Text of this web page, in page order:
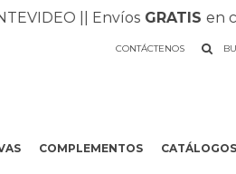
|| EnvíosGRATISen
COMPLEMENTOS CATÁLOGOS
CONTÁCTENOS